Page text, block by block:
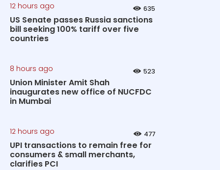
12 hours ago 635
US Senate passes Russia sanctions
bill seeking 100% tariff over five
countries
8 hours ago 523
Union Minister Amit Shah
inaugurates new office of NUCFDC
in Mumbai
12 hours ago 477
UPI transactions to remain free for
consumers & small merchants,
clarifies PCI